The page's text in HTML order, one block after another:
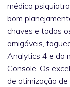
médico
bom
chaves e todos
amigáveis,
Analytics 4 e do
Console. Os
de otimização